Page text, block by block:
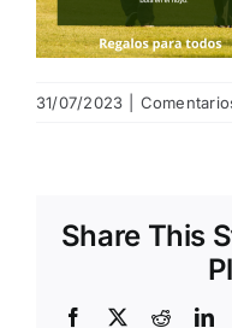
31/07/2023
Share This
Facebook
X Reddit